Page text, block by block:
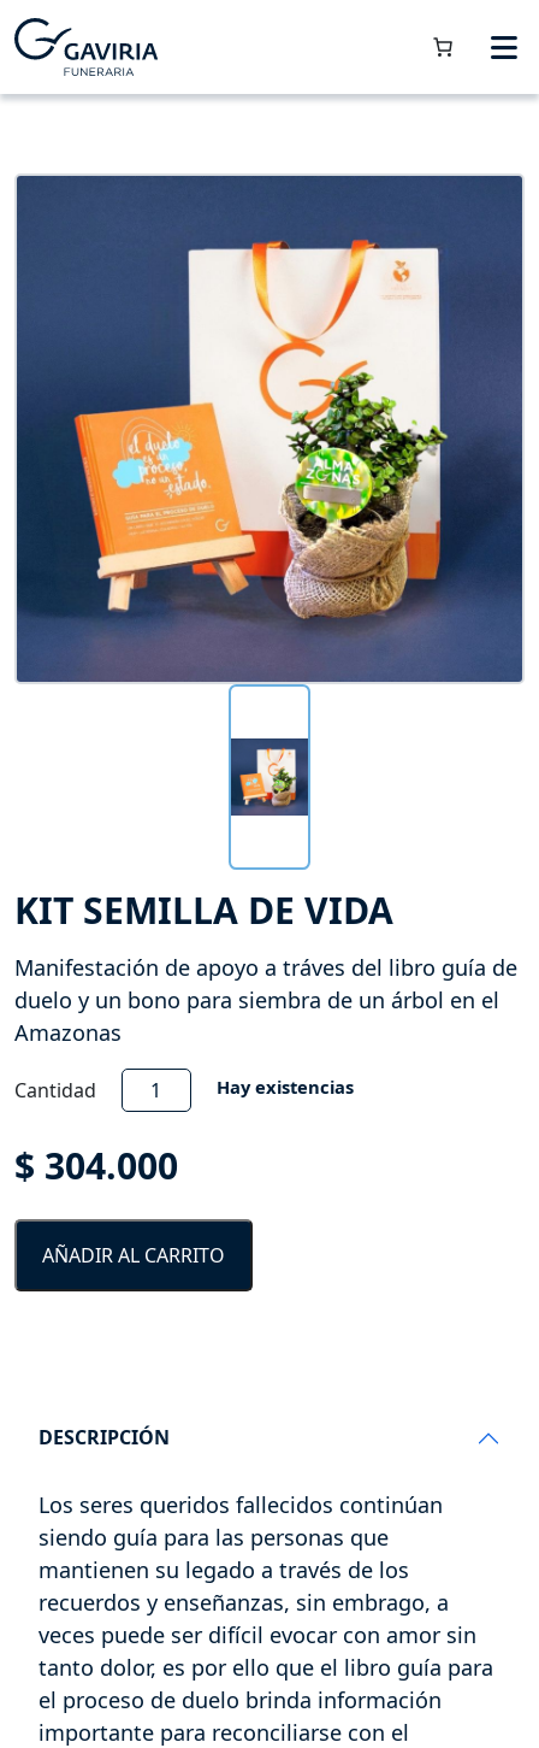
KIT SEMILLA DE VIDA
Manifestación de apoyo a tráves del libro guía de
duelo y un bono para siembra de un árbol en el
Amazonas
Cantidad
Kit
semilla
vida
Hay existencias
$ 304.000
AÑADIR AL CARRITO
DESCRIPCIÓN
Los seres queridos fallecidos continúan
siendo guía para las personas que
mantienen su legado a través de los
recuerdos y enseñanzas, sin embrago, a
veces puede ser difícil evocar con amor sin
tanto dolor, es por ello que el libro guía para
el proceso de duelo brinda información
importante para reconciliarse con el